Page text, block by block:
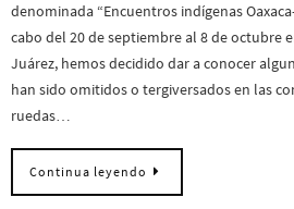
denominada “Encuentros indígenas
cabo del 20 de septiembre al 8 de octubre
Juárez, hemos decidido dar a conocer
han sido omitidos o tergiversados en las
ruedas…
Continua leyendo